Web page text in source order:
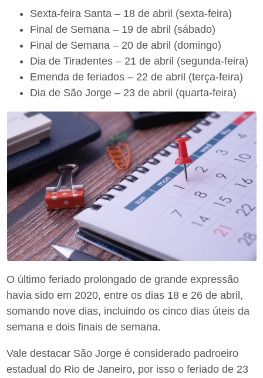
Sexta-feira Santa – 18 de abril (sexta-feira)
Final de Semana – 19 de abril (sábado)
Final de Semana – 20 de abril (domingo)
Dia de Tiradentes – 21 de abril (segunda-feira)
Emenda de feriados – 22 de abril (terça-feira)
Dia de São Jorge – 23 de abril (quarta-feira)
O último feriado prolongado de grande expressão
havia sido em 2020, entre os dias 18 e 26 de abril,
somando nove dias, incluindo os cinco dias úteis da
semana e dois finais de semana.
Vale destacar São Jorge é considerado padroeiro
estadual do Rio de Janeiro, por isso o feriado de 23